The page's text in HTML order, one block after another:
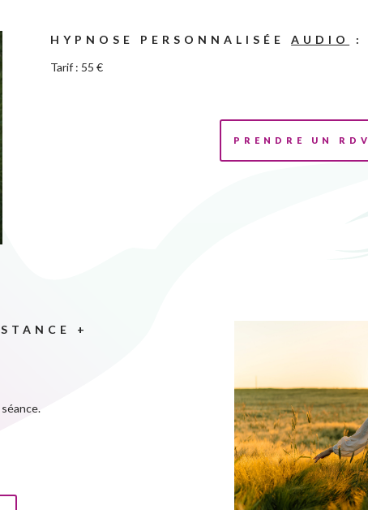
HYPNOSE PERSONNALISÉEAUDIO
:
Tarif : 55 €
PRENDRE UN RDV
+